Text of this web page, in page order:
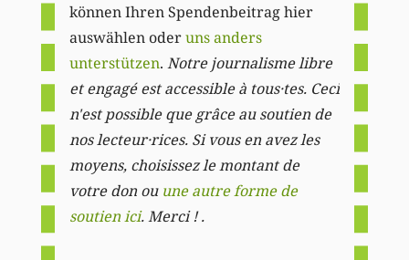
können Ihren Spendenbeitrag hier
auswählen oderuns anders
unterstützen. Notre journalisme libre
et engagé est accessible à tous·tes. Ceci
n'est possible que grâce au soutien de
nos lecteur·rices. Si vous en avez les
moyens, choisissez le montant de
votre don ou une autre forme de
soutien ici. Merci ! .